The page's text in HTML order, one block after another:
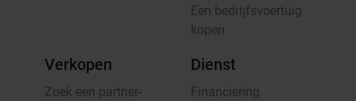
Een bedrijfsvoertuig
kopen
Verkopen
Zoek een partner-
Dienst
Financiering